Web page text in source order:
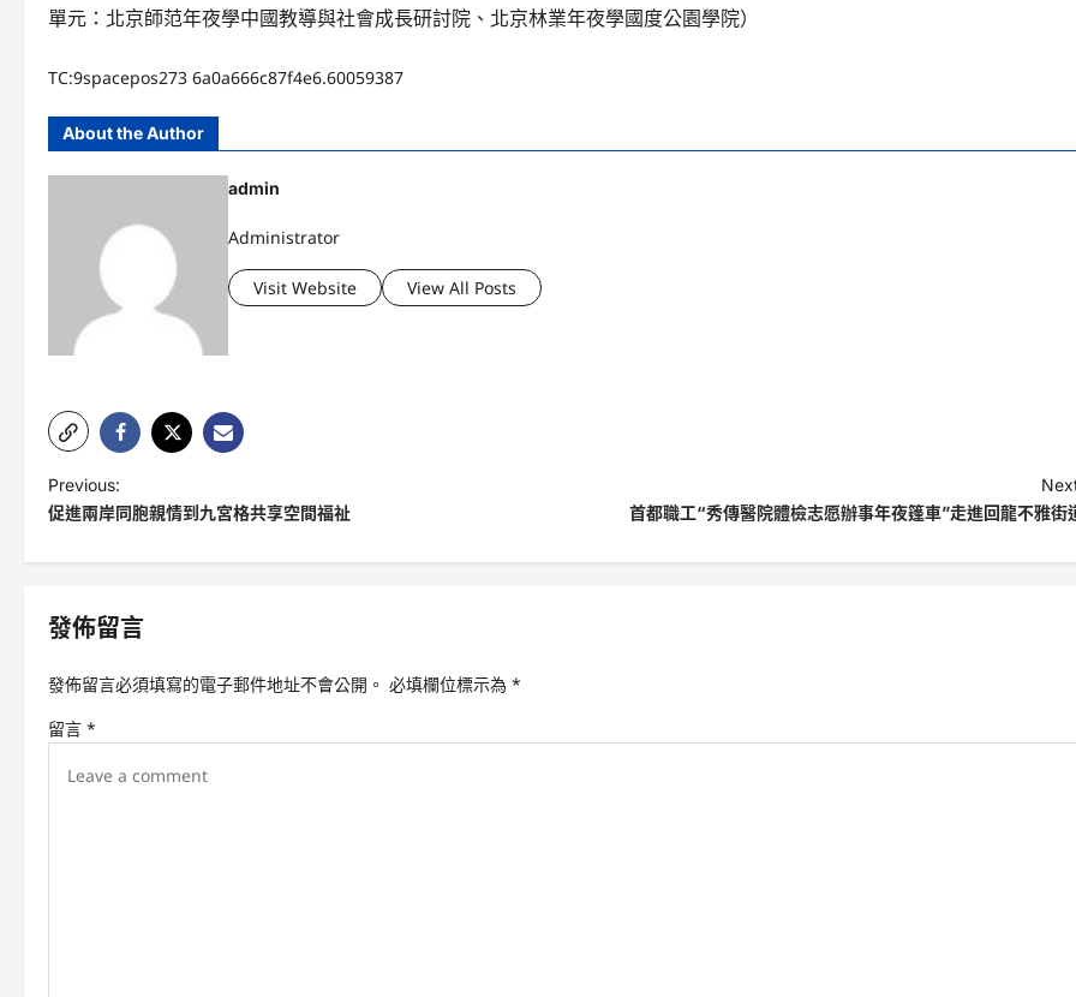
單元：北京師范年夜學中國教導與社會成長研討院、北京林業年夜學國度公園學院）
TC:9spacepos273 6a0a666c87f4e6.60059387
About the Author
admin
Administrator
Visit Website View All Posts
P
o
s
n
a
i
Previous:
促進兩岸同胞親情到九宮格共享空間福祉
首都職工“秀傳醫院體檢志愿辦事年夜篷車”走進回龍不雅街
發佈留言
發佈留言必須填寫的電子郵件地址不會公開。 必填欄位標示為 *
留言 *